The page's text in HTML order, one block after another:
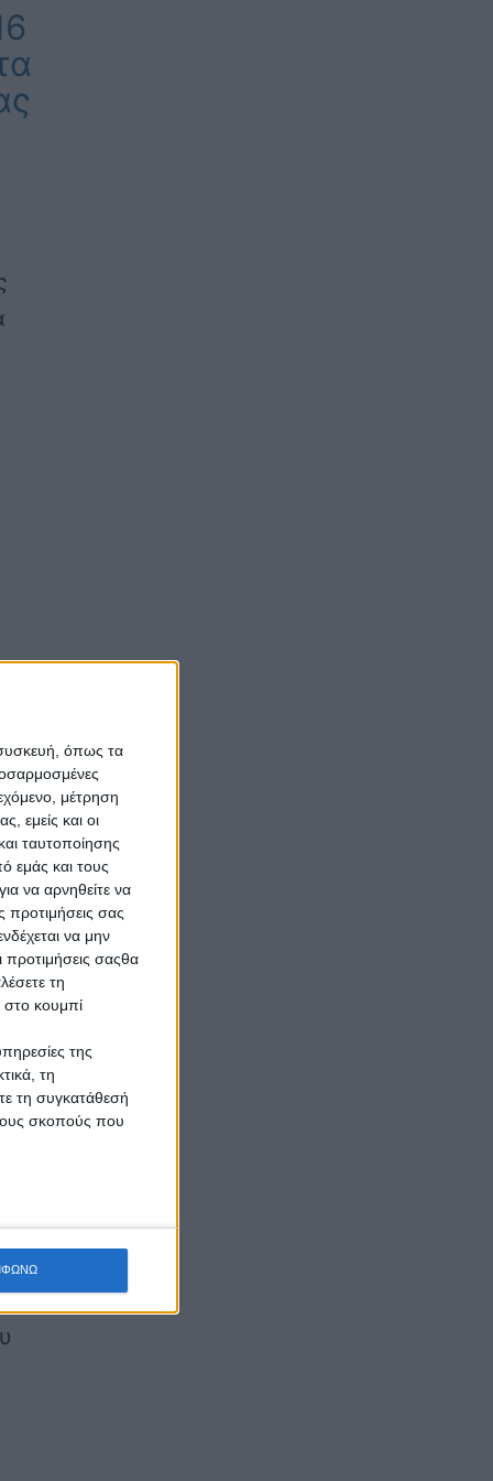
όπως τα
μέτρηση
εμείς και οι
ταυτοποίησης
εμάς και τους
να αρνηθείτε να
προτιμήσεις σας
να μην
προτιμήσεις σαςθα
τη
στο κουμπί
της
τη
τη συγκατάθεσή
σκοπούς που